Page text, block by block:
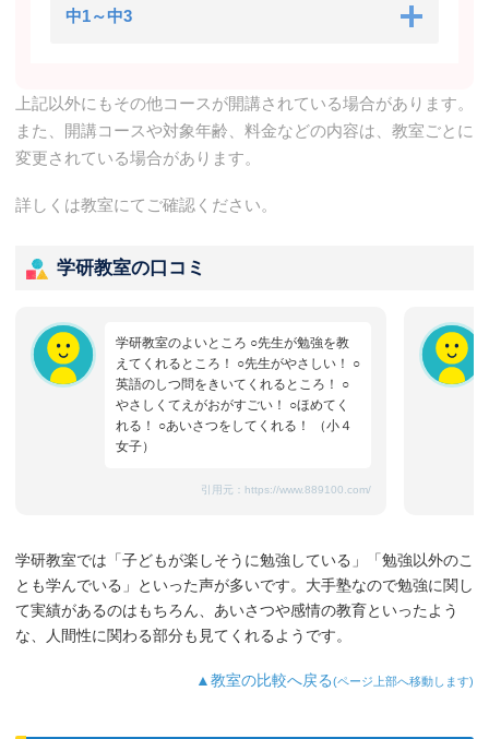
中1～中3
上記以外にもその他コースが開講されている場合があります。
また、開講コースや対象年齢、料金などの内容は、教室ごとに
変更されている場合があります。
詳しくは教室にてご確認ください。
学研教室の口コミ
学研教室のよいところ ○先生が勉強を教
えてくれるところ！ ○先生がやさしい！ ○
英語のしつ問をきいてくれるところ！ ○
やさしくてえがおがすごい！ ○ほめてく
れる！ ○あいさつをしてくれる！ （小４
女子）
引用元： https://www.889100.com/
学研教室では「子どもが楽しそうに勉強している」「勉強以外のこ
とも学んでいる」といった声が多いです。大手塾なので勉強に関し
て実績があるのはもちろん、あいさつや感情の教育といったよう
な、人間性に関わる部分も見てくれるようです。
▲教室の比較へ戻る(ページ上部へ移動します)